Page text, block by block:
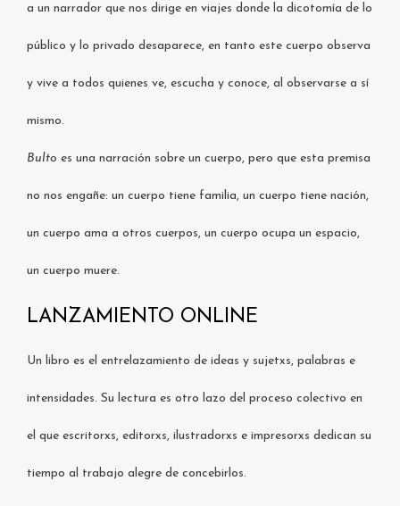
a un narrador que nos dirige en viajes donde la dicotomía de lo
público y lo privado desaparece, en tanto este cuerpo observa
y vive a todos quienes ve, escucha y conoce, al observarse a sí
mismo.
Bulto es una narración sobre un cuerpo, pero que esta premisa
no nos engañe: un cuerpo tiene familia, un cuerpo tiene nación,
un cuerpo ama a otros cuerpos, un cuerpo ocupa un espacio,
un cuerpo muere.
LANZAMIENTO ONLINE
Un libro es el entrelazamiento de ideas y sujetxs, palabras e
intensidades. Su lectura es otro lazo del proceso colectivo en
el que escritorxs, editorxs, ilustradorxs e impresorxs dedican su
tiempo al trabajo alegre de concebirlos.